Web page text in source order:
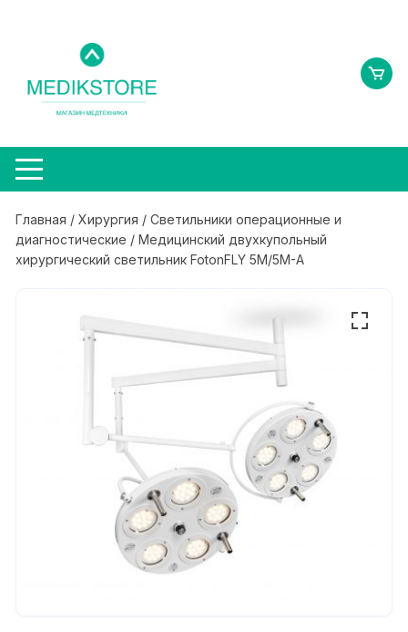
содержимому
Главная /Хирургия /Светильники операционные и
диагностические / Медицинский двухкупольный
хирургический светильник FotonFLY 5M/5M-A